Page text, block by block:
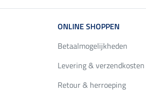
ONLINE SHOPPEN
Betaalmogelijkheden
Levering & verzendkosten
Retour & herroeping